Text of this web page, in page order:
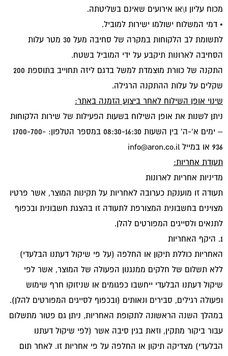
מכוח עליון ו\או אירועים שאינם בשליטתה.
• דמי המשלוח ישולמו ישירות למוביל.
לתשומת לב הלקוחות במקרה של סחיבה מעל 30 מטר עלות
הסחיבה לארונות תיקבע על ידי המוביל בשטח.
התקנה של כוורת מוצמדת למשל בדגם ליזה תחוייב בתוספת 200
שקלים על עלות ההתקנה הרגילה.
שינוי אופן השילוח לאחר ביצוע הזמנה באתר:
ניתן לשנות את אופן השילוח בשעות הפעילות של שירות הלקוחות
– ימים א'-ה' בין השעות 08:30-16:30 במספר הטלפון: 1700-700-
936 או במייל
info@aron.co.il
תעודת אחריות:
מדיניות אחריות לארונות
תעודה זו מוענקת כערובה לאחריות על תקינות המוצר, אשר פרטיו
מצוינים בחשבונית המצורפת לתעודה זו בהצגת חשבונית ובכפוף
לתנאים ולסייגים המפורטים להלן.
1. היקף האחריות
האחריות כוללת תיקון או החלפה (על פי שיקול דעתנו הבלעדי)
ללא תשלום של חלקים ממנגנון הפעולה של המוצר, אשר לפי
שיקול דעתנו הבלעדי ייחשבו כפגומים או שניזוקו חרף שימוש
ופעולה רגילים, סבירים ונאותים (ובכפוף לסייגים המפורטים להלן).
במהלך השנה הראשונה לתקופת האחריות, ניתן גם פטור מתשלום
עבור ביקור מתקין, וזאת בגין סיבה אשר (לפי שיקול דעתנו
הבלעדי) מצדיקה תיקון או החלפה על פי אחריות זו. לאחר תום